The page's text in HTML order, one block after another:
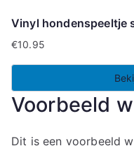
Vinyl hondenspeeltje
€10.95
Voorbeeld
Dit is een voorbeeld